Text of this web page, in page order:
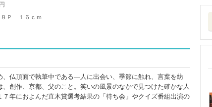
８Ｐ １６ｃｍ
、仏頂面で執筆中である―人に出会い、季節に触れ、言葉を紡
創作、京都、父のこと。笑いの風景のなかで見つけた確かな人
年におよんだ直木賞選考結果の「待ち会」やクイズ番組出演の